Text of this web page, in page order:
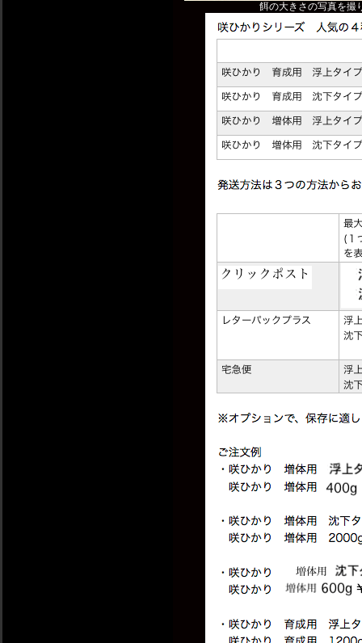
餌の大きさの写真を撮